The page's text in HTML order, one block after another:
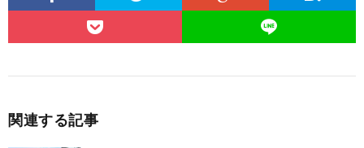
関連する記事